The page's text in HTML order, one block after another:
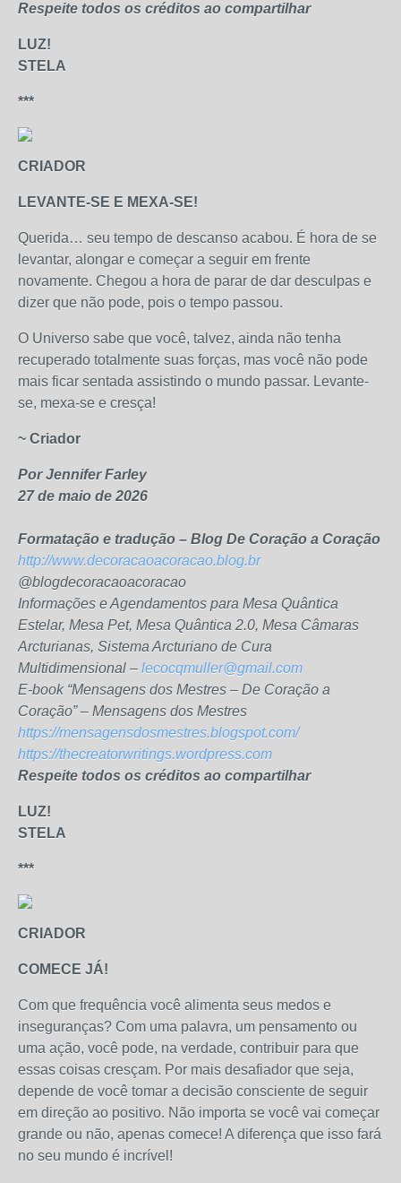
Respeite todos os créditos ao compartilhar
LUZ!
STELA
***
CRIADOR
LEVANTE-SE E MEXA-SE!
Querida… seu tempo de descanso acabou. É hora de se
levantar, alongar e começar a seguir em frente
novamente. Chegou a hora de parar de dar desculpas e
dizer que não pode, pois o tempo passou.
O Universo sabe que você, talvez, ainda não tenha
recuperado totalmente suas forças, mas você não pode
mais ficar sentada assistindo o mundo passar. Levante-
se, mexa-se e cresça!
~ Criador
Por Jennifer Farley
27 de maio de 2026
Formatação e tradução – Blog De Coração a Coração
http://www.decoracaoacoracao.blog.br
@blogdecoracaoacoracao
Informações e Agendamentos para Mesa Quântica
Estelar, Mesa Pet, Mesa Quântica 2.0, Mesa Câmaras
Arcturianas, Sistema Arcturiano de Cura
Multidimensional – lecocqmuller@gmail.com
E-book “Mensagens dos Mestres – De Coração a
Coração” – Mensagens dos Mestres
https://mensagensdosmestres.blogspot.com/
https://thecreatorwritings.wordpress.com
Respeite todos os créditos ao compartilhar
LUZ!
STELA
***
CRIADOR
COMECE JÁ!
Com que frequência você alimenta seus medos e
inseguranças? Com ​​uma palavra, um pensamento ou
uma ação, você pode, na verdade, contribuir para que
essas coisas cresçam. Por mais desafiador que seja,
depende de você tomar a decisão consciente de seguir
em direção ao positivo. Não importa se você vai começar
grande ou não, apenas comece! A diferença que isso fará
no seu mundo é incrível!